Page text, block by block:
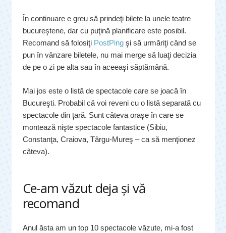
În continuare e greu să prindeţi bilete la unele teatre
bucureştene, dar cu puţină planificare este posibil.
Recomand să folosiţi PostPing şi să urmăriţi când se
pun în vânzare biletele, nu mai merge să luaţi decizia
de pe o zi pe alta sau în aceeaşi săptămână.
Mai jos este o listă de spectacole care se joacă în
Bucureşti. Probabil că voi reveni cu o listă separată cu
spectacole din ţară. Sunt câteva oraşe în care se
montează nişte spectacole fantastice (Sibiu,
Constanţa, Craiova, Târgu-Mureş – ca să menţionez
câteva).
Ce-am văzut deja şi vă
recomand
Anul ăsta am un top 10 spectacole văzute, mi-a fost